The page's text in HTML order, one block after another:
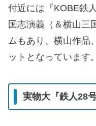
付近には『KOBE鉄
国志演義（＆横山三
ムもあり、横山作品
ットとなっています。
実物大『鉄人28